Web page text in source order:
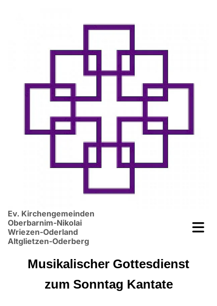
Ev. Kirchengemeinden
Oberbarnim-Nikolai
Wriezen-Oderland
Altglietzen-Oderberg
Musikalischer Gottesdienst
zum Sonntag Kantate